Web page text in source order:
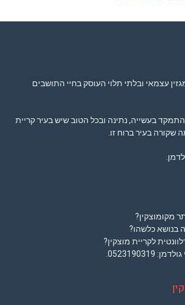
עצמאי ובלתי תלוי העוסק בחיי התושבים
בעשייה, נתינה ובכל הטוב שיש בעיר קריית
שקורה בעיר ברוח זו.
מקומוצקין?
בנושא כלשהו?
לקריית מוצקין?
גולדמן: 0523190319